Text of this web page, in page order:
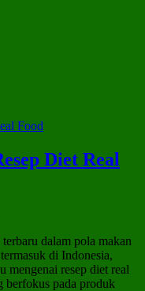
Diet Real
dalam pola makan
di Indonesia,
mengenai resep diet real
berfokus pada produk